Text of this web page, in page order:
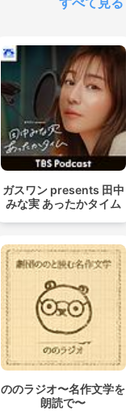
ガスワン presents 田中
みな実 あったかタイム
ののラジオ〜名作文学を
朗読で〜